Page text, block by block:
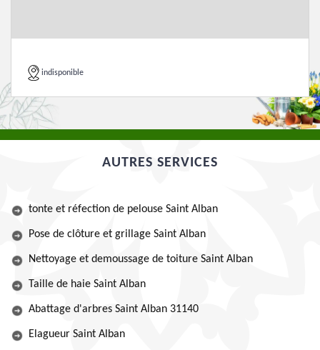
indisponible
AUTRES SERVICES
tonte et réfection de pelouse Saint Alban
Pose de clôture et grillage Saint Alban
Nettoyage et demoussage de toiture Saint Alban
Taille de haie Saint Alban
Abattage d'arbres Saint Alban 31140
Elagueur Saint Alban